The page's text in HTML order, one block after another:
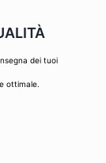
dei tuoi
ottimale.